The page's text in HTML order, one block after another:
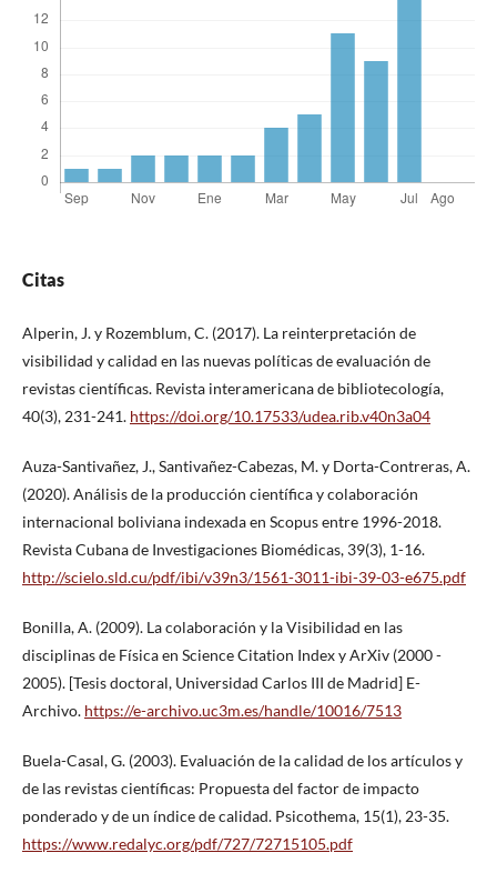
Citas
Alperin, J. y Rozemblum, C. (2017). La reinterpretación de
visibilidad y calidad en las nuevas políticas de evaluación de
revistas científicas. Revista interamericana de bibliotecología,
40(3), 231-241. https://doi.org/10.17533/udea.rib.v40n3a04
Auza-Santivañez, J., Santivañez-Cabezas, M. y Dorta-Contreras, A.
(2020). Análisis de la producción científica y colaboración
internacional boliviana indexada en Scopus entre 1996-2018.
Revista Cubana de Investigaciones Biomédicas, 39(3), 1-16.
http://scielo.sld.cu/pdf/ibi/v39n3/1561-3011-ibi-39-03-e675.pdf
Bonilla, A. (2009). La colaboración y la Visibilidad en las
disciplinas de Física en Science Citation Index y ArXiv (2000 -
2005). [Tesis doctoral, Universidad Carlos III de Madrid] E-
Archivo. https://e-archivo.uc3m.es/handle/10016/7513
Buela-Casal, G. (2003). Evaluación de la calidad de los artículos y
de las revistas científicas: Propuesta del factor de impacto
ponderado y de un índice de calidad. Psicothema, 15(1), 23-35.
https://www.redalyc.org/pdf/727/72715105.pdf